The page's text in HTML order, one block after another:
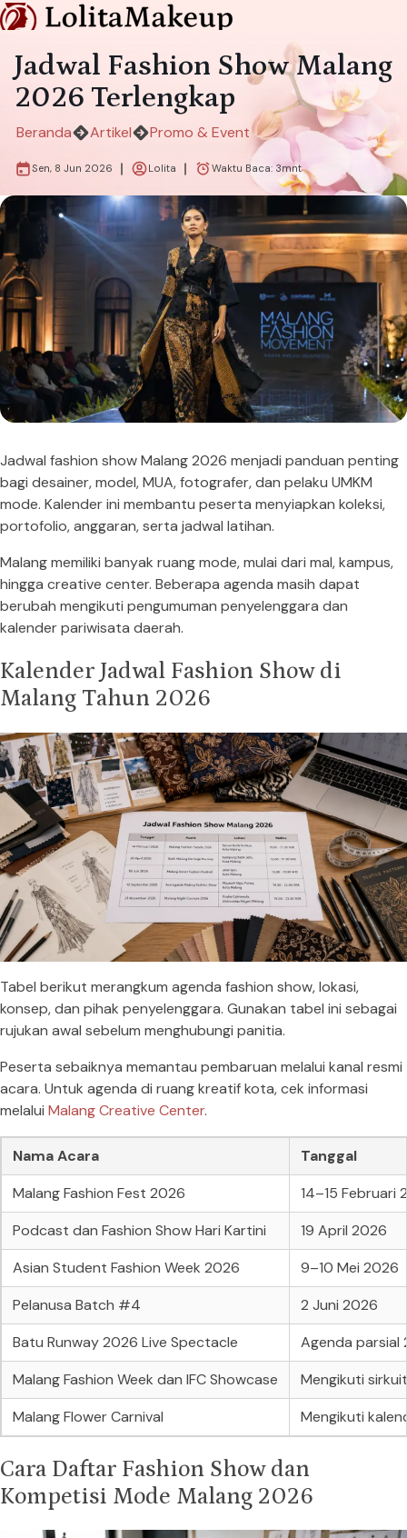
Jadwal Fashion Show Malang
2026 Terlengkap
Beranda Artikel Promo & Event
Sen, 8 Jun 2026 Lolita Waktu Baca: 3mnt
Jadwal fashion show Malang 2026 menjadi panduan penting
bagi desainer, model, MUA, fotografer, dan pelaku UMKM
mode. Kalender ini membantu peserta menyiapkan koleksi,
portofolio, anggaran, serta jadwal latihan.
Malang memiliki banyak ruang mode, mulai dari mal, kampus,
hingga creative center. Beberapa agenda masih dapat
berubah mengikuti pengumuman penyelenggara dan
kalender pariwisata daerah.
Kalender Jadwal Fashion Show di
Malang Tahun 2026
Tabel berikut merangkum agenda fashion show, lokasi,
konsep, dan pihak penyelenggara. Gunakan tabel ini sebagai
rujukan awal sebelum menghubungi panitia.
Peserta sebaiknya memantau pembaruan melalui kanal resmi
acara. Untuk agenda di ruang kreatif kota, cek informasi
melalui Malang Creative Center.
Nama Acara
Tanggal
Malang Fashion Fest 2026
14–15 Februari
Podcast dan Fashion Show Hari Kartini
19 April 2026
Asian Student Fashion Week 2026
9–10 Mei 2026
Pelanusa Batch #4
2 Juni 2026
Batu Runway 2026 Live Spectacle
Agenda parsial
Malang Fashion Week dan IFC Showcase
Mengikuti
Malang Flower Carnival
Mengikuti
Cara Daftar Fashion Show dan
Kompetisi Mode Malang 2026